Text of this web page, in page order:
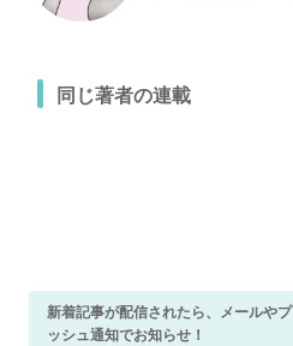
同じ著者の連載
新着記事が配信されたら、メールやプ
ッシュ通知でお知らせ！